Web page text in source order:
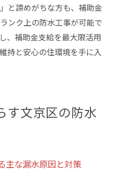
と諦めがちな方も、補助金
ンク上の防水工事が可能で
、補助金支給を最大限活用
持と安心の住環境を手に入
す文京区の防水
主な漏水原因と対策